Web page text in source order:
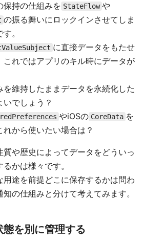
保持の仕組みを StateFlow や
の振る舞いにロックインさせてしま
。
に直接データをもたせ
これではアプリのキル時にデータが
維持したままデータを永続化した
でしょう？
やiOSの CoreData を
から使いたい場合は？
や歴史によってデータをどういっ
かは様々です。
用途を前提どこに保存するかは問わ
の仕組みと分けて考えてみます。
を別に管理する